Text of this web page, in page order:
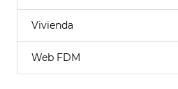
Vivienda
Web FDM